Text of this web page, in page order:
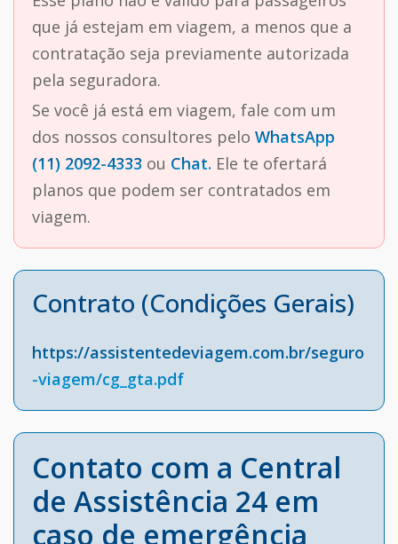
que já estejam em viagem, a menos que a
contratação seja previamente autorizada
pela seguradora.
Se você já está em viagem, fale com um
dos nossos consultores pelo WhatsApp
(11) 2092-4333 ou Chat. Ele te ofertará
planos que podem ser contratados em
viagem.
Contrato (Condições Gerais)
https://assistentedeviagem.com.br/seguro
-viagem/cg_gta.pdf
Contato com a Central
de Assistência 24 em
caso de emergência